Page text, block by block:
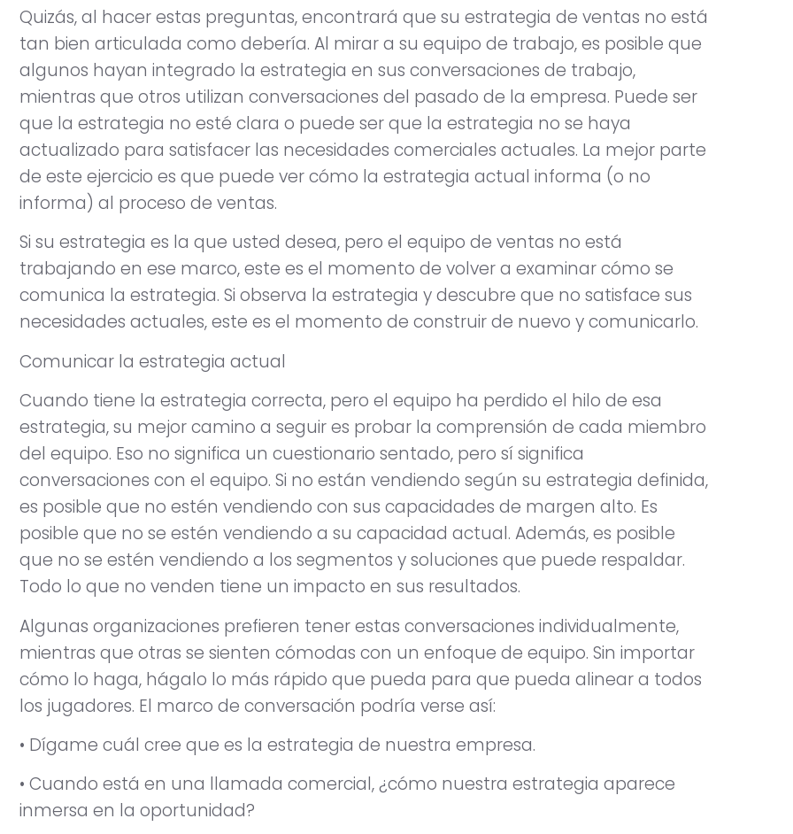
Quizás, al hacer estas preguntas, encontrará que su estrategia de ventas no está
tan bien articulada como debería. Al mirar a su equipo de trabajo, es posible que
algunos hayan integrado la estrategia en sus conversaciones de trabajo,
mientras que otros utilizan conversaciones del pasado de la empresa. Puede ser
que la estrategia no esté clara o puede ser que la estrategia no se haya
actualizado para satisfacer las necesidades comerciales actuales. La mejor parte
de este ejercicio es que puede ver cómo la estrategia actual informa (o no
informa) al proceso de ventas.
Si su estrategia es la que usted desea, pero el equipo de ventas no está
trabajando en ese marco, este es el momento de volver a examinar cómo se
comunica la estrategia. Si observa la estrategia y descubre que no satisface sus
necesidades actuales, este es el momento de construir de nuevo y comunicarlo.
Comunicar la estrategia actual
Cuando tiene la estrategia correcta, pero el equipo ha perdido el hilo de esa
estrategia, su mejor camino a seguir es probar la comprensión de cada miembro
del equipo. Eso no significa un cuestionario sentado, pero sí significa
conversaciones con el equipo. Si no están vendiendo según su estrategia definida,
es posible que no estén vendiendo con sus capacidades de margen alto. Es
posible que no se estén vendiendo a su capacidad actual. Además, es posible
que no se estén vendiendo a los segmentos y soluciones que puede respaldar.
Todo lo que no venden tiene un impacto en sus resultados.
Algunas organizaciones prefieren tener estas conversaciones individualmente,
mientras que otras se sienten cómodas con un enfoque de equipo. Sin importar
cómo lo haga, hágalo lo más rápido que pueda para que pueda alinear a todos
los jugadores. El marco de conversación podría verse así:
• Dígame cuál cree que es la estrategia de nuestra empresa.
• Cuando está en una llamada comercial, ¿cómo nuestra estrategia aparece
inmersa en la oportunidad?